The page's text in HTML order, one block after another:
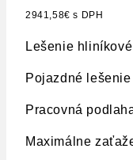
cena
4348,23€.
2941,58€ s DPH
Lešenie
Pojazdné
Pracovná
Maximálne